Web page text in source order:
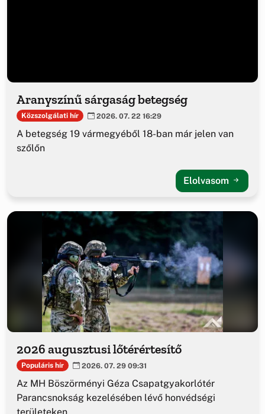
Aranyszínű sárgaság betegség
Közszolgálati hír 2026. 07. 22 16:29
A betegség 19 vármegyéből 18-ban már jelen van
szőlőn
Elolvasom
2026 augusztusi lőtérértesítő
Populáris hír 2026. 07. 29 09:31
Az MH Böszörményi Géza Csapatgyakorlótér
Parancsnokság kezelésében lévő honvédségi
területeken.